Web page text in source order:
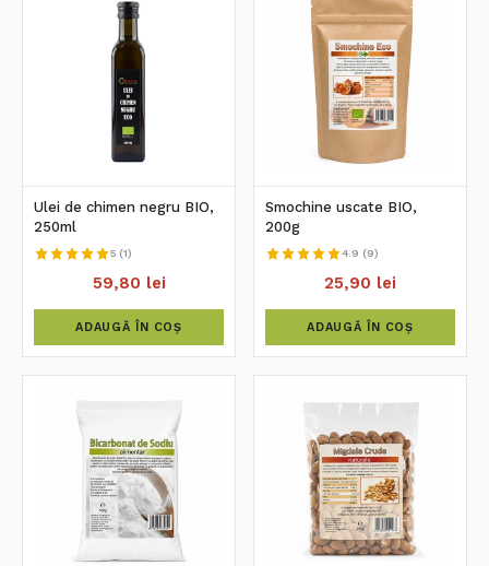
Ulei de chimen negru BIO,
250ml
5 (1)
59,80 lei
ADAUGĂ ÎN COȘ
Smochine uscate BIO,
200g
4.9 (9)
25,90 lei
ADAUGĂ ÎN COȘ